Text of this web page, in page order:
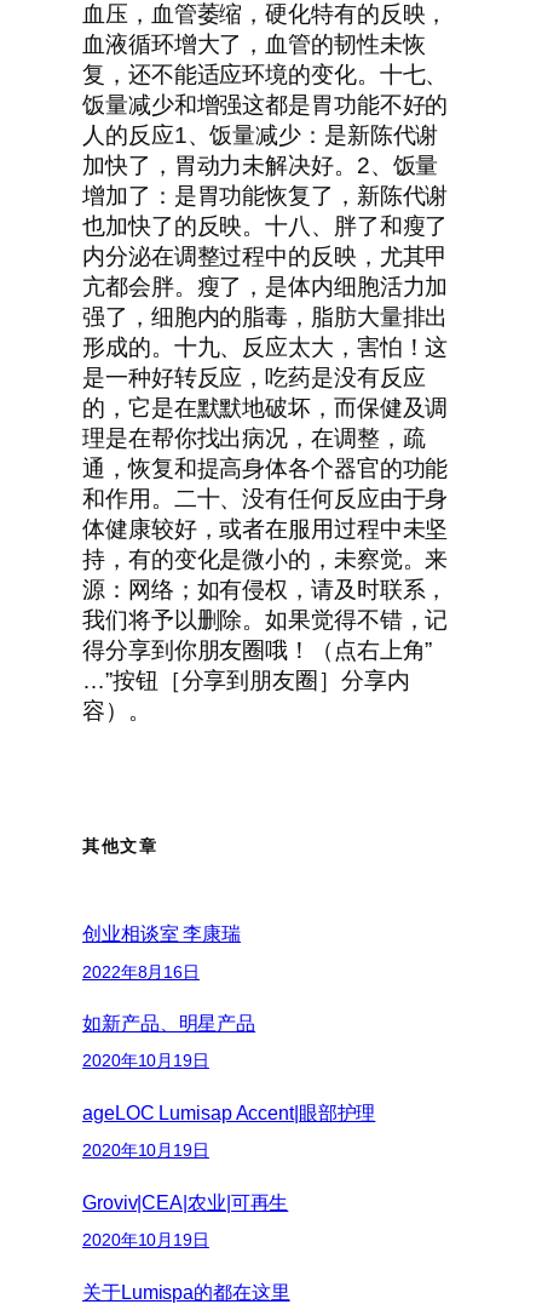
血压，血管萎缩，硬化特有的反映，
血液循环增大了，血管的韧性未恢
复，还不能适应环境的变化。十七、
饭量减少和增强这都是胃功能不好的
人的反应1、饭量减少：是新陈代谢
加快了，胃动力未解决好。2、饭量
增加了：是胃功能恢复了，新陈代谢
也加快了的反映。十八、胖了和瘦了
内分泌在调整过程中的反映，尤其甲
亢都会胖。瘦了，是体内细胞活力加
强了，细胞内的脂毒，脂肪大量排出
形成的。十九、反应太大，害怕！这
是一种好转反应，吃药是没有反应
的，它是在默默地破坏，而保健及调
理是在帮你找出病况，在调整，疏
通，恢复和提高身体各个器官的功能
和作用。二十、没有任何反应由于身
体健康较好，或者在服用过程中未坚
持，有的变化是微小的，未察觉。来
源：网络；如有侵权，请及时联系，
我们将予以删除。如果觉得不错，记
得分享到你朋友圈哦！（点右上角”
…”按钮［分享到朋友圈］分享内
容）。
其他文章
创业相谈室 李康瑞
2022年8月16日
如新产品、明星产品
2020年10月19日
ageLOC Lumisap Accent|眼部护理
2020年10月19日
Groviv|CEA|农业|可再生
2020年10月19日
关于Lumispa的都在这里